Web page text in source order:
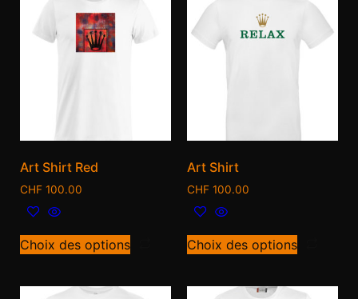
Art Shirt Red
CHF 100.00
Choix des options
Art Shirt
CHF 100.00
Choix des options